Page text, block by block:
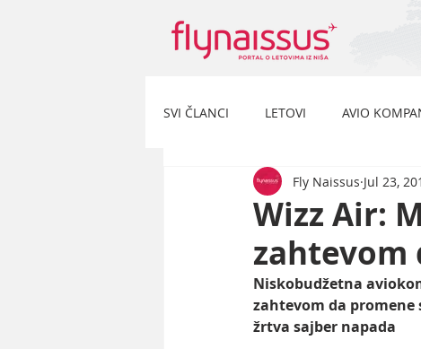
SVI ČLANCI LETOVI AVIO
Wizz Air:
zahtevom
Fly Naissus Jul 23,
Niskobudžetna
zahtevom da promene
žrtva sajber napada